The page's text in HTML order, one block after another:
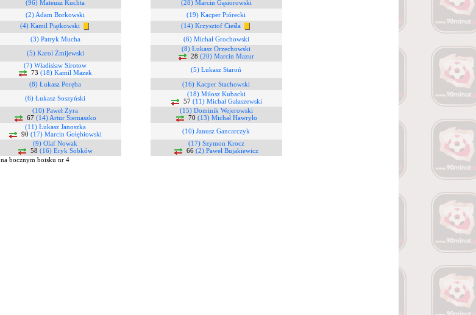
(96) Mateusz Kuchta
(28) Marcin Gąsiorowski
(2) Adam Borkowski
(19) Kacper Piórecki
(4) Kamil Piątkowski
(14) Krzysztof Cieśla
(3) Patryk Mucha
(6) Michał Grochowski
(5) Karol Żmijewski
(8) Łukasz Orzechowski
28 (20) Marcin Mazur
(7) Władisław Sirotow
73 (18) Kamil Mazek
(5) Łukasz Staroń
(8) Łukasz Poręba
(16) Kacper Stachowski
(6) Łukasz Soszyński
(18) Miłosz Kubacki
57 (11) Michał Gałaszewski
(10) Paweł Żyra
67 (14) Artur Siemaszko
(15) Dominik Wejerowski
70 (13) Michał Hawryło
(11) Łukasz Janoszka
90 (17) Marcin Gołębiowski
(10) Janusz Gancarczyk
(9) Olaf Nowak
58 (16) Eryk Sobków
(17) Szymon Krocz
66 (2) Paweł Bujakiewicz
na bocznym boisku nr 4